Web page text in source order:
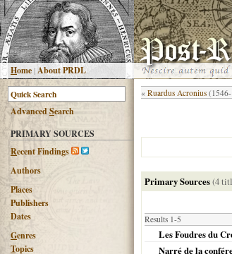
Home|About PRDL
AdvancedSearch
PRIMARY SOURCES
Recent Findings
Authors
Places
Publishers
Dates
Genres
Topics
« Ruardus Acronius
Primary Sources(4
Results 1-5
Les Foudres du
Narré de la